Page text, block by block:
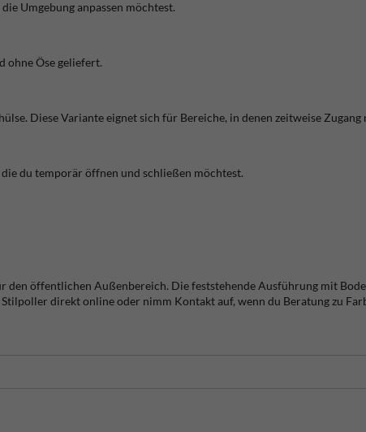
Umgebung anpassen möchtest.
ohne Öse geliefert.
Diese Variante eignet sich für Bereiche, in denen zeitweise Zugang
du temporär öffnen und schließen möchtest.
öffentlichen Außenbereich. Die feststehende Ausführung mit
direkt online oder nimm Kontakt auf, wenn du Beratung zu